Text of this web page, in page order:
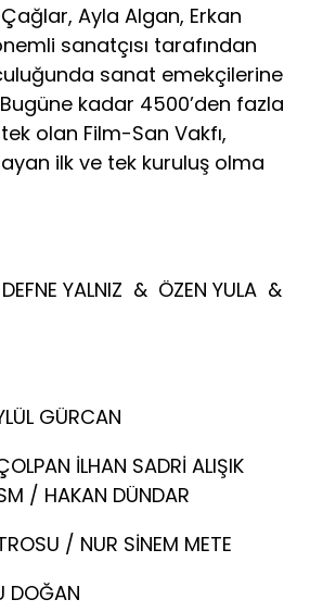
Ayla Algan, Erkan
sanatçısı tarafından
sanat emekçilerine
kadar 4500’den fazla
olan Film-San Vakfı,
ilk ve tek kuruluş olma
YALNIZ & ÖZEN YULA &
GÜRCAN
İLHAN SADRİ ALIŞIK
/ HAKAN DÜNDAR
/ NUR SİNEM METE
DOĞAN